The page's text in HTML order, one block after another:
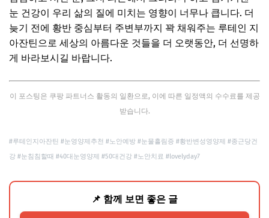
눈 건강이 우리 삶의 질에 미치는 영향이 너무나 큽니다. 더
늦기 전에 황반 중심부터 주변부까지 꽉 채워주는 루테인 지
아잔틴으로 세상의 아름다운 것들을 더 오랫동안, 더 선명하
게 바라보시길 바랍니다.
이 포스팅은 쿠팡 파트너스 활동의 일환으로, 이에 따른 일정액의 수수료를 제공
받습니다.
#루테인지아잔틴 #눈영양제추천 #노안예방 #눈물흘림증 #황반변성영양제 #종근당건
강 #눈침침할때 #40대눈영양제 #50대건강 #노안치료 #lovelyday7
📌 함께 보면 좋은 글